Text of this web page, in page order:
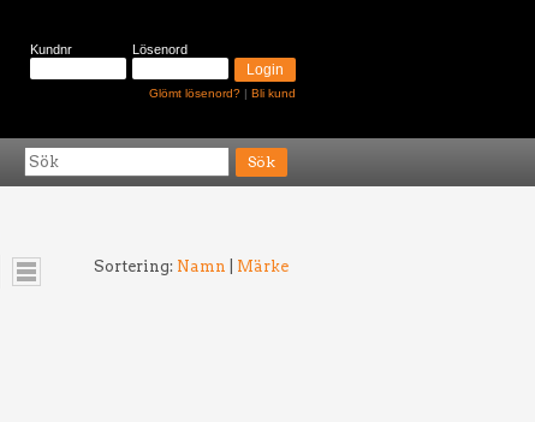
Kundnr Lösenord
Glömt lösenord? | Bli kund
Sortering: Namn Märke